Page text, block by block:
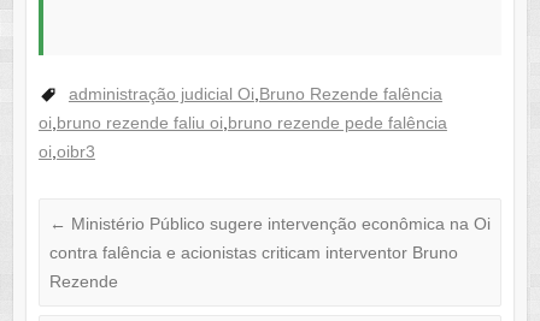
administração judicial Oi Bruno Rezende falência
oi bruno rezende faliu oi bruno rezende pede falência
oi oibr3
← Ministério Público sugere intervenção econômica na Oi
contra falência e acionistas criticam interventor Bruno
Rezende